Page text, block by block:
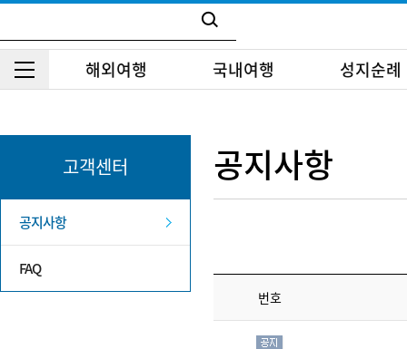
해외여행 국내여행 성지순례
고객센터
공지사항
FAQ
공지사항
번호